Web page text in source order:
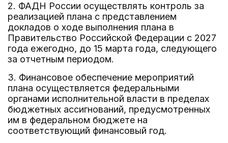
2. ФАДН России осуществлять контроль за
реализацией плана с представлением
докладов о ходе выполнения плана в
Правительство Российской Федерации с 2027
года ежегодно, до 15 марта года, следующего
за отчетным периодом.
3. Финансовое обеспечение мероприятий
плана осуществляется федеральными
органами исполнительной власти в пределах
бюджетных ассигнований, предусмотренных
им в федеральном бюджете на
соответствующий финансовый год.